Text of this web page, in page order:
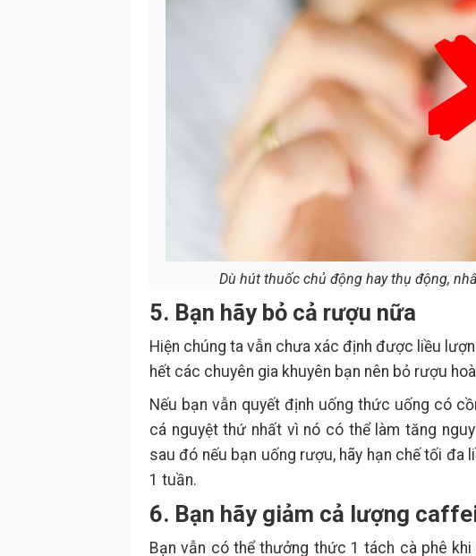
Dù hút thuốc chủ động hay thụ động,
5. Bạn hãy bỏ cả rượu nữa
Hiện chúng ta vẫn chưa xác định được liều
hết các chuyên gia khuyên bạn nên bỏ rượu
Nếu bạn vẫn quyết định uống thức uống có
cá nguyệt thứ nhất vì nó có thể làm tăng
sau đó nếu bạn uống rượu, hãy hạn chế tối đa
1 tuần.
6. Bạn hãy giảm cả lượng
Bạn vẫn có thể thưởng thức 1 tách cà phê